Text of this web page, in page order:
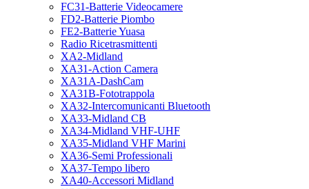
FC31-Batterie Videocamere
FD2-Batterie Piombo
FE2-Batterie Yuasa
Radio Ricetrasmittenti
XA2-Midland
XA31-Action Camera
XA31A-DashCam
XA31B-Fototrappola
XA32-Intercomunicanti Bluetooth
XA33-Midland CB
XA34-Midland VHF-UHF
XA35-Midland VHF Marini
XA36-Semi Professionali
XA37-Tempo libero
XA40-Accessori Midland